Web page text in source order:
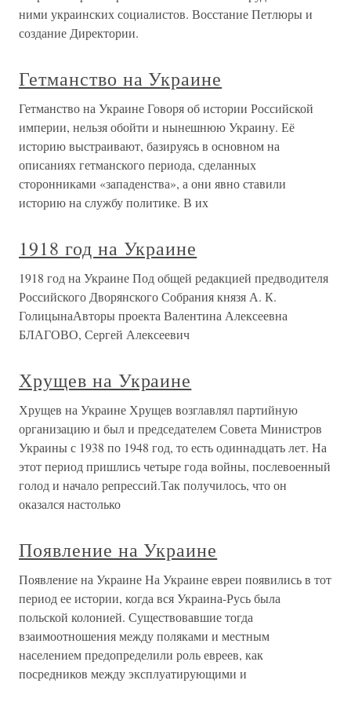
ними украинских социалистов. Восстание Петлюры и
создание Директории.
Гетманство на Украине
Гетманство на Украине Говоря об истории Российской
империи, нельзя обойти и нынешнюю Украину. Её
историю выстраивают, базируясь в основном на
описаниях гетманского периода, сделанных
сторонниками «западенства», а они явно ставили
историю на службу политике. В их
1918 год на Украине
1918 год на Украине Под общей редакцией предводителя
Российского Дворянского Собрания князя А. К.
ГолицынаАвторы проекта Валентина Алексеевна
БЛАГОВО, Сергей Алексеевич
Хрущев на Украине
Хрущев на Украине Хрущев возглавлял партийную
организацию и был и председателем Совета Министров
Украины с 1938 по 1948 год, то есть одиннадцать лет. На
этот период пришлись четыре года войны, послевоенный
голод и начало репрессий.Так получилось, что он
оказался настолько
Появление на Украине
Появление на Украине На Украине евреи появились в тот
период ее истории, когда вся Украина-Русь была
польской колонией. Существовавшие тогда
взаимоотношения между поляками и местным
населением предопределили роль евреев, как
посредников между эксплуатирующими и